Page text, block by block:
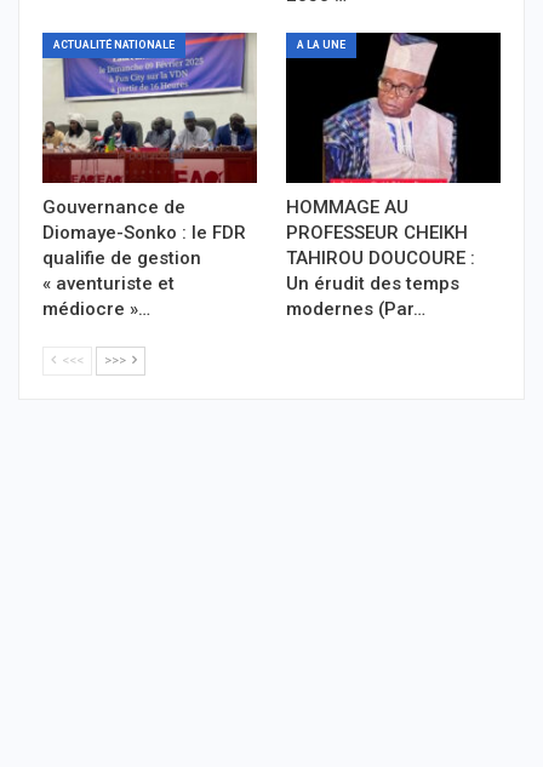
ACTUALITÉ NATIONALE
Gouvernance de
Diomaye-Sonko : le FDR
qualifie de gestion
« aventuriste et
médiocre »…
A LA UNE
HOMMAGE AU
PROFESSEUR CHEIKH
TAHIROU DOUCOURE :
Un érudit des temps
modernes (Par…
<<< >>>